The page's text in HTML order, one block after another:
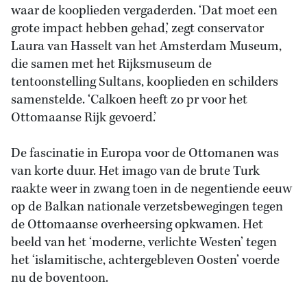
waar de kooplieden vergaderden. ‘Dat moet een
grote impact hebben gehad,’ zegt conservator
Laura van Hasselt van het Amsterdam Museum,
die samen met het Rijksmuseum de
tentoonstelling Sultans, kooplieden en schilders
samenstelde. ‘Calkoen heeft zo pr voor het
Ottomaanse Rijk gevoerd.’
De fascinatie in Europa voor de Ottomanen was
van korte duur. Het imago van de brute Turk
raakte weer in zwang toen in de negentiende eeuw
op de Balkan nationale verzetsbewegingen tegen
de Ottomaanse overheersing opkwamen. Het
beeld van het ‘moderne, verlichte Westen’ tegen
het ‘islamitische, achtergebleven Oosten’ voerde
nu de boventoon.